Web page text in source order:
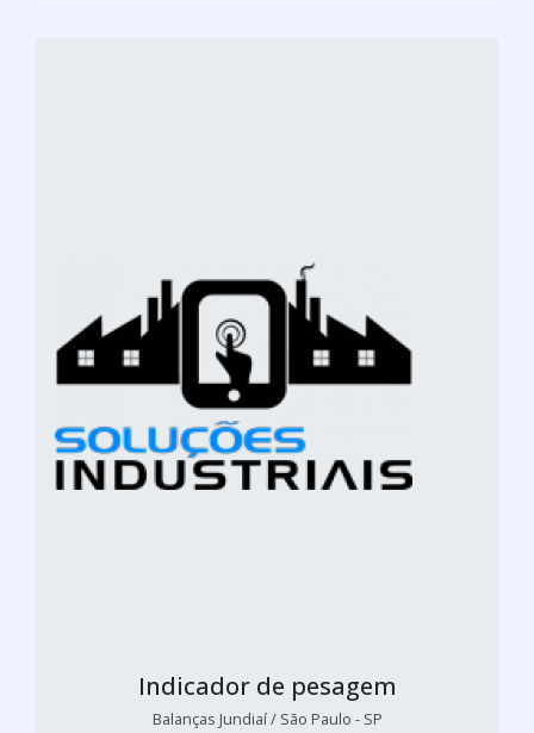
Indicador de pesagem
Balanças Jundiaí / São Paulo - SP